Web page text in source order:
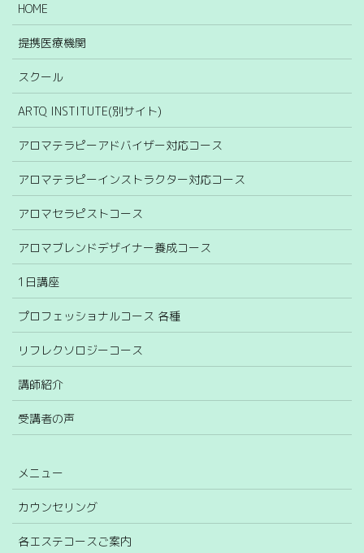
HOME
提携医療機関
スクール
ARTQ INSTITUTE(別サイト)
アロマテラピーアドバイザー対応コース
アロマテラピーインストラクター対応コース
アロマセラピストコース
アロマブレンドデザイナー養成コース
1日講座
プロフェッショナルコース 各種
リフレクソロジーコース
講師紹介
受講者の声
メニュー
カウンセリング
各エステコースご案内